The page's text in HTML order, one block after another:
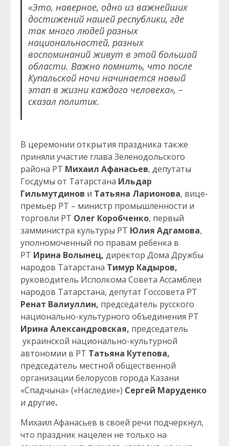
«Это, наверное, одно из важнейших
достижений нашей республики, где
так много людей разных
национальностей, разных
воспоминаний живут в этой большой
области. Важно помнить, что после
Купальской ночи начинается новый
этап в жизни каждого человека», –
сказал политик.
В церемонии открытия праздника также
приняли участие глава Зеленодольского
района РТ Михаил Афанасьев, депутаты
Госдумы от Татарстана Ильдар
Гильмутдинов и Татьяна Ларионова, вице-
премьер РТ – министр промышленности и
торговли РТ Олег Коробченко, первый
замминистра культуры РТ Юлия Адгамова,
уполномоченный по правам ребенка в
РТ Ирина Волынец, директор Дома Дружбы
народов Татарстана Тимур Кадыров,
руководитель Исполкома Совета Ассамблеи
народов Татарстана, депутат Госсовета РТ
Ренат Валиуллин, председатель русского
национально-культурного объединения РТ
Ирина Александровская, председатель
украинской национально-культурной
автономии в РТ Татьяна Кутепова,
председатель местной общественной
организации белорусов города Казани
«Спадчына» («Наследие») Сергей Маруденко
и другие.
Михаил Афанасьев в своей речи подчеркнул,
что праздник нацелен не только на